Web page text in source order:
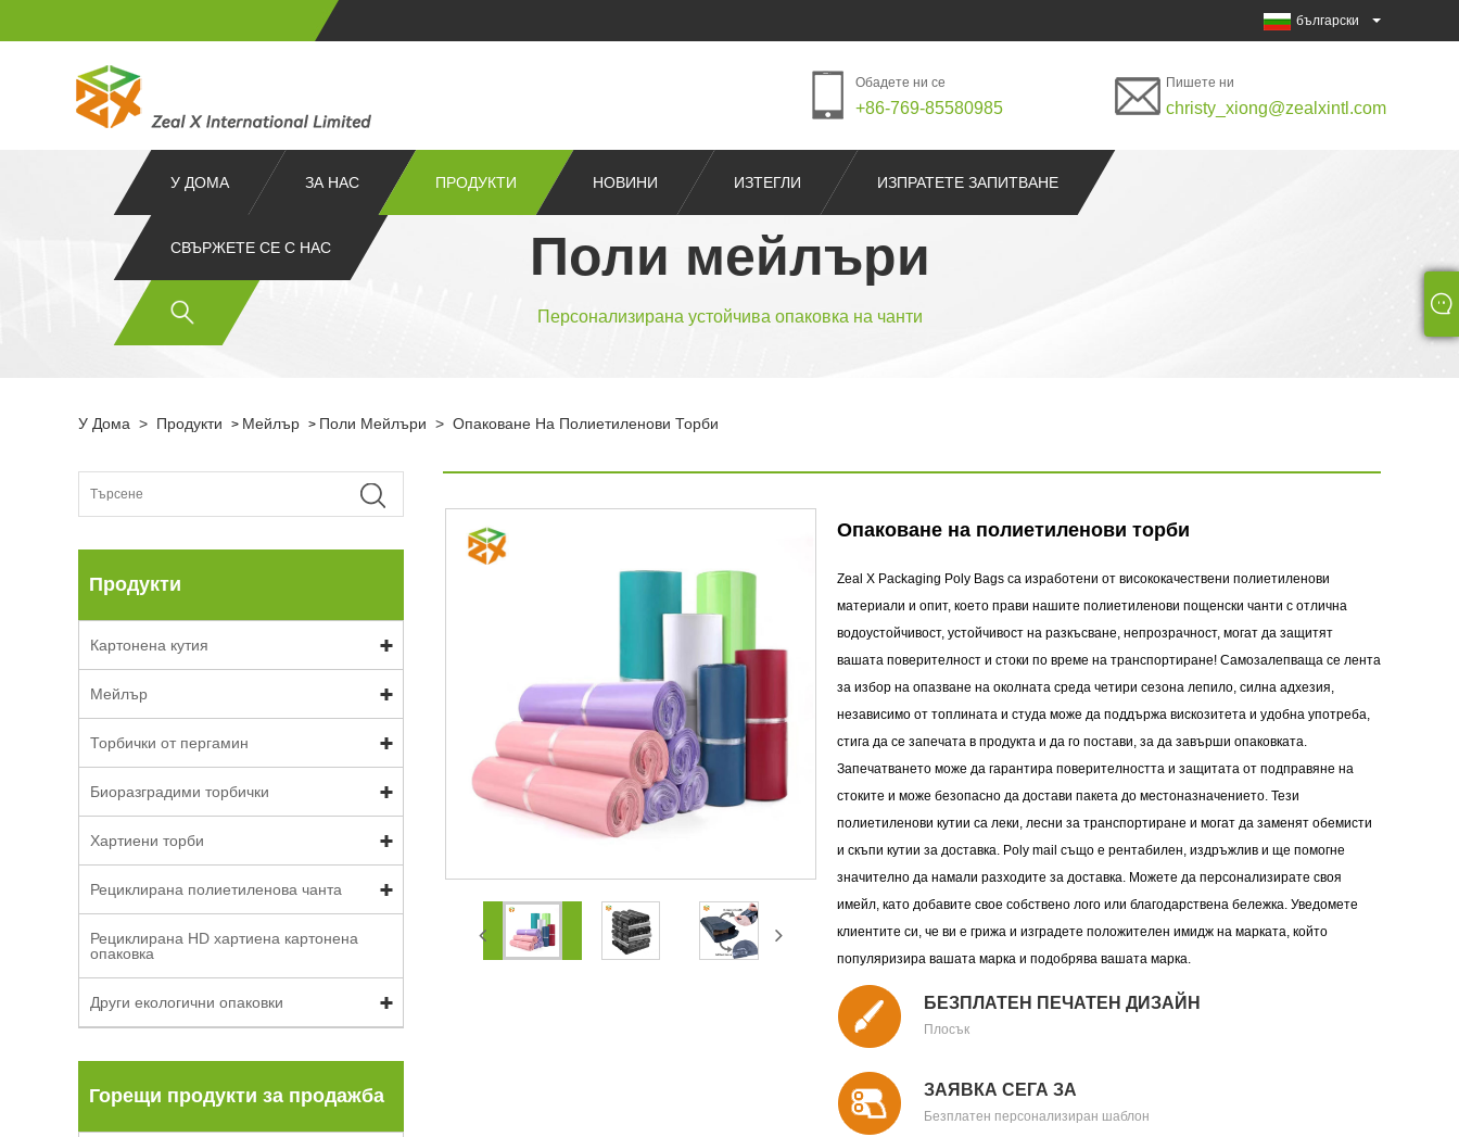
български
Обадете ни се
+86-769-85580985
Пишете ни
christy_xiong@zealxintl.com
У ДОМА ЗА НАС ПРОДУКТИ НОВИНИ ИЗТЕГЛИ ИЗПРАТЕТЕ ЗАПИТВАНЕ
СВЪРЖЕТЕ СЕ С НАС Поли мейлъри
Персонализирана устойчива опаковка на чанти
У Дома > Продукти > Мейлър > Поли Мейлъри > Опаковане На Полиетиленови Торби
Продукти
Картонена кутия
Мейлър
Торбички от пергамин
Биоразградими торбички
Хартиени торби
Рециклирана полиетиленова чанта
Рециклирана HD хартиена картонена
опаковка
Други екологични опаковки
Горещи продукти за продажба
Опаковане на полиетиленови торби
Zeal X Packaging Poly Bags са изработени от висококачествени полиетиленови
материали и опит, което прави нашите полиетиленови пощенски чанти с отлична
водоустойчивост, устойчивост на разкъсване, непрозрачност, могат да защитят
вашата поверителност и стоки по време на транспортиране! Самозалепваща се лента
за избор на опазване на околната среда четири сезона лепило, силна адхезия,
независимо от топлината и студа може да поддържа вискозитета и удобна употреба,
стига да се запечата в продукта и да го постави, за да завърши опаковката.
Запечатването може да гарантира поверителността и защитата от подправяне на
стоките и може безопасно да достави пакета до местоназначението. Тези
полиетиленови кутии са леки, лесни за транспортиране и могат да заменят обемисти
и скъпи кутии за доставка. Poly mail също е рентабилен, издръжлив и ще помогне
значително да намали разходите за доставка. Можете да персонализирате своя
имейл, като добавите свое собствено лого или благодарствена бележка. Уведомете
клиентите си, че ви е грижа и изградете положителен имидж на марката, който
популяризира вашата марка и подобрява вашата марка.
БЕЗПЛАТЕН ПЕЧАТЕН ДИЗАЙН
Плосък
ЗАЯВКА СЕГА ЗА
Безплатен персонализиран шаблон